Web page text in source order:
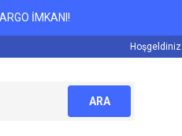
İMKANI!
Hoşgeldiniz
ARA